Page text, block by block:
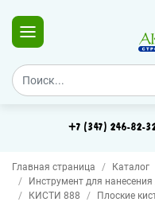
+7 (347) 246-82-
Главная страница Каталог
Инструмент для
КИСТИ 888
Плоские